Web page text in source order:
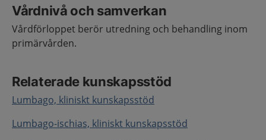
Vårdnivå och samverkan
Vårdförloppet berör utredning och behandling inom
primärvården.
Relaterade kunskapsstöd
Lumbago, kliniskt kunskapsstöd
Lumbago-ischias, kliniskt kunskapsstöd